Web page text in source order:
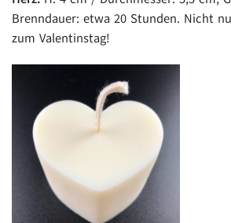
Brenndauer: etwa 20 Stunden. Nicht
zum Valentinstag!